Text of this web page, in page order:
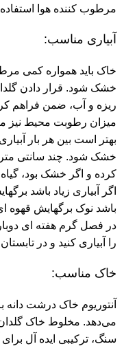
مرطوب کننده هوا استفاده
آبیاری مناسب:
خاک باید همواره کمی
خشک شود. قرار دادن
ریزه و آب، ضمن فراهم
میزان رطوبت محیط نیز
بهتر است بین هر بار
خشک شود. چند سانتی
کرده و اگر خشک بود، گیاه
اگر آبیاری زیاد باشد
باشد نوک برگهایش قهوه
در فصل گرم هفته ای
را آبیاری کنید و در
خاک مناسب:
آنتوریوم خاک درشت
می‌دهد. مخلوط خاک
سنگ، ترکیبی ایده آل